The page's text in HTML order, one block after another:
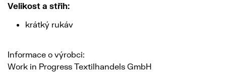
Velikost a střih:
krátký rukáv
Informace o výrobci:
Work in Progress Textilhandels GmbH